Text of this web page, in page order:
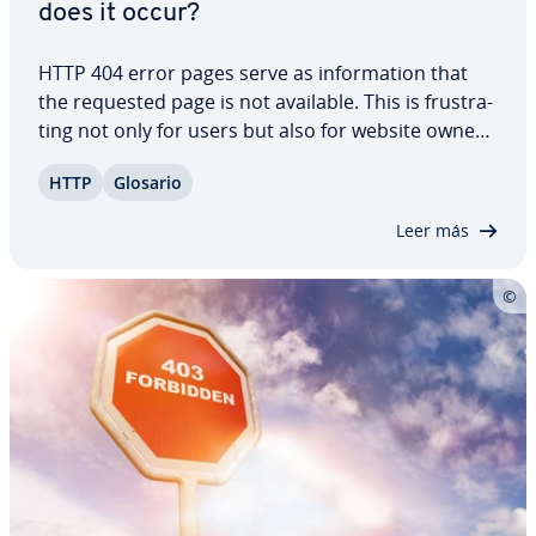
does it occur?
HTTP 404 error pages serve as in­fo­r­ma­tion that
the requested page is not available. This is fru­s­tra­
ti­ng not only for users but also for website owners,
engine rankings. Such errors are easy to avoid or
HTTP Glosario
Leer más